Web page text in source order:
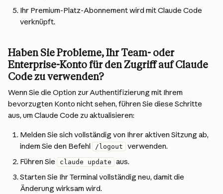
Ihr Premium-Platz-Abonnement wird mit Claude Code
verknüpft.
Haben Sie Probleme, Ihr Team- oder
Enterprise-Konto für den Zugriff auf Claude
Code zu verwenden?
Wenn Sie die Option zur Authentifizierung mit Ihrem
bevorzugten Konto nicht sehen, führen Sie diese Schritte
aus, um Claude Code zu aktualisieren:
Melden Sie sich vollständig von Ihrer aktiven Sitzung ab,
indem Sie den Befehl
/logout
verwenden.
Führen Sie
claude update
aus.
Starten Sie Ihr Terminal vollständig neu, damit die
Änderung wirksam wird.